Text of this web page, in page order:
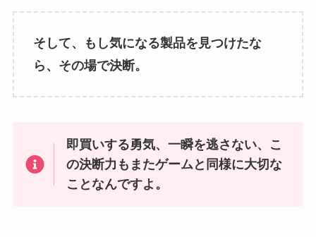
そして、もし気になる製品を見つけたな
ら、その場で決断。
即買いする勇気、一瞬を逃さない、こ
の決断力もまたゲームと同様に大切な
ことなんですよ。